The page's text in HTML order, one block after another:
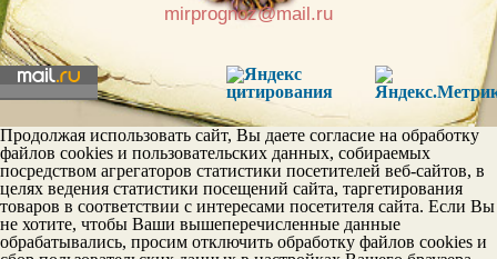
Постоянство в личных
отношениях
Шкала тактичности
mirprognoz@mail.ru
Продолжая использовать сайт, Вы даете согласие на обработку
файлов cookies и пользовательских данных, собираемых
посредством агрегаторов статистики посетителей веб-сайтов, в
целях ведения статистики посещений сайта, таргетирования
товаров в соответствии с интересами посетителя сайта. Если Вы
не хотите, чтобы Ваши вышеперечисленные данные
обрабатывались, просим отключить обработку файлов cookies и